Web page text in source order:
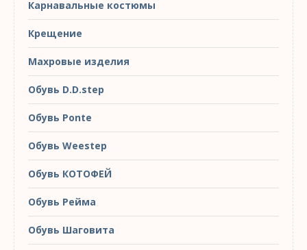
Карнавальные костюмы
Крещение
Махровые изделия
Обувь D.D.step
Обувь Ponte
Обувь Weestep
Обувь КОТОФЕЙ
Обувь Рейма
Обувь Шаговита